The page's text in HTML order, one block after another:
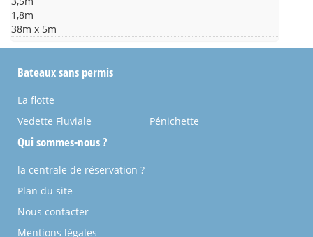
1,8m
38m x 5m
Bateaux sans permis
La flotte
Vedette Fluviale
Pénichette
Qui sommes-nous ?
la centrale de réservation ?
Plan du site
Nous contacter
Mentions légales